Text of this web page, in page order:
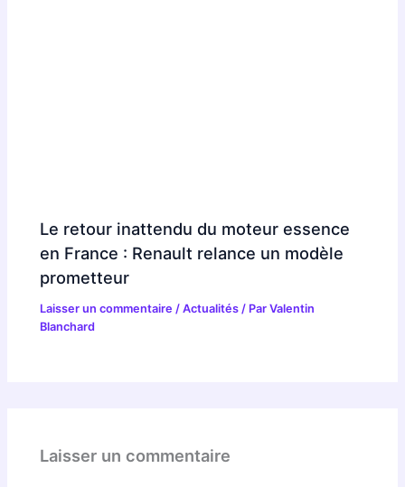
Le retour inattendu du moteur essence
en France : Renault relance un modèle
prometteur
Laisser un commentaire /Actualités / ParValentin
Blanchard
Laisser un commentaire